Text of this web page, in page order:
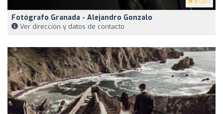
Fotógrafo Granada - Alejandro Gonzalo
Ver dirección y datos de contacto